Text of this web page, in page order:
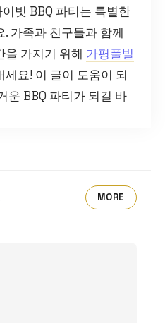
빗 BBQ 파티는 특별한
가족과 친구들과 함께
을 가지기 위해 가평풀빌
요! 이 글이 도움이 되
운 BBQ 파티가 되길 바
MORE